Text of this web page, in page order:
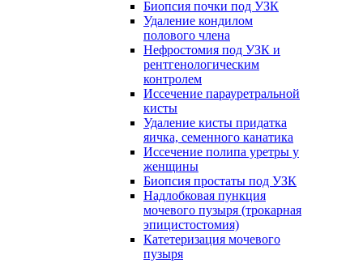
Биопсия почки под УЗК
Удаление кондилом
полового члена
Нефростомия под УЗК и
рентгенологическим
контролем
Иссечение парауретральной
кисты
Удаление кисты придатка
яичка, семенного канатика
Иссечение полипа уретры у
женщины
Биопсия простаты под УЗК
Надлобковая пункция
мочевого пузыря (трокарная
эпицистостомия)
Катетеризация мочевого
пузыря